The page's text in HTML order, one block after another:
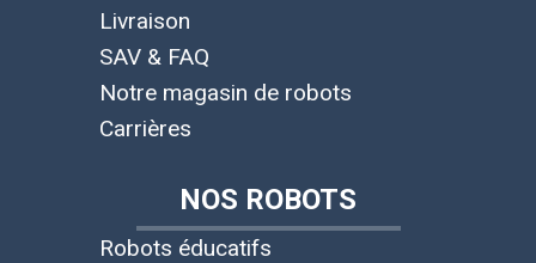
Livraison
SAV & FAQ
Notre magasin de robots
Carrières
NOS ROBOTS
Robots éducatifs